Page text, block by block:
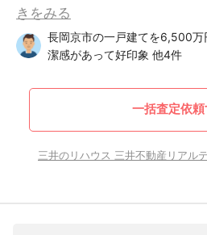
きをみる
長岡京市の一戸建てを6,500
潔感があって好印象 他4件
一括査定依頼
三井のリハウス 三井不動産リアル